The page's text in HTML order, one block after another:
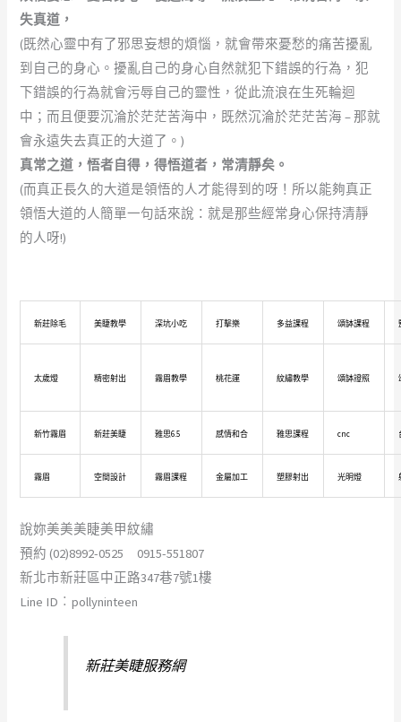
失真道，
(既然心靈中有了邪思妄想的煩惱，就會帶來憂愁的痛苦擾亂
到自己的身心。擾亂自己的身心自然就犯下錯誤的行為，犯
下錯誤的行為就會污辱自己的靈性，從此流浪在生死輪迴
中；而且便要沉淪於茫茫苦海中，既然沉淪於茫茫苦海 – 那就
會永遠失去真正的大道了。)
真常之道，悟者自得，得悟道者，常清靜矣。
(而真正長久的大道是領悟的人才能得到的呀！所以能夠真正
領悟大道的人簡單一句話來說：就是那些經常身心保持清靜
的人呀!)
新莊除毛 美睫教學 深坑小吃 打擊樂 多益課程 頌缽課程
太歲燈 精密射出 霧眉教學 桃花運 紋繡教學 頌缽證照
新竹霧眉 新莊美睫 雅思6.5 感情和合 雅思課程 cnc
霧眉 空間設計 霧眉課程 金屬加工 塑膠射出 光明燈
說妳美美美睫美甲紋繡
預約 (02)8992-0525 0915-551807
新北市新莊區中正路347巷7號1樓
Line ID︰pollyninteen
新莊美睫服務網